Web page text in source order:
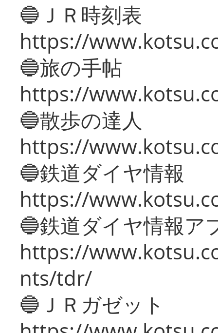
🔵ＪＲ時刻表
https://
🔵旅の手帖
https://
🔵散歩の達人
https://
🔵鉄道ダイヤ情報
https://
🔵鉄道ダイヤ情報ア
https://
nts/tdr/
🔵ＪＲガゼット